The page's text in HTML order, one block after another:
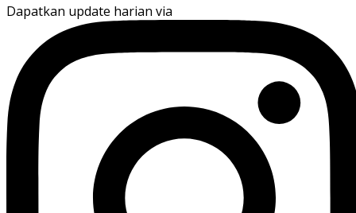
Dapatkan update harian via